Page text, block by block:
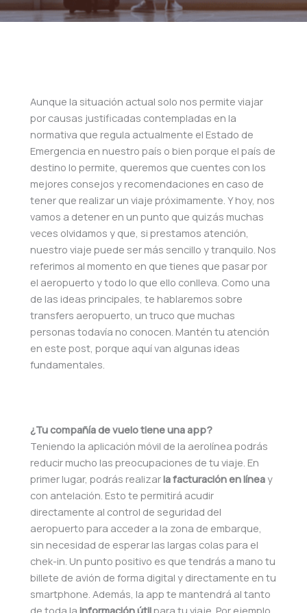
Aunque la situación actual solo nos permite viajar
por causas justificadas contempladas en la
normativa que regula actualmente el Estado de
Emergencia en nuestro país o bien porque el país de
destino lo permite, queremos que cuentes con los
mejores consejos y recomendaciones en caso de
tener que realizar un viaje próximamente. Y hoy, nos
vamos a detener en un punto que quizás muchas
veces olvidamos y que, si prestamos atención,
nuestro viaje puede ser más sencillo y tranquilo. Nos
referimos al momento en que tienes que pasar por
el aeropuerto y todo lo que ello conlleva. Como una
de las ideas principales, te hablaremos sobre
transfers aeropuerto, un truco que muchas
personas todavía no conocen. Mantén tu atención
en este post, porque aquí van algunas ideas
fundamentales.
¿Tu compañía de vuelo tiene una app?
Teniendo la aplicación móvil de la aerolínea podrás
reducir mucho las preocupaciones de tu viaje. En
primer lugar, podrás realizarla facturación en líneay
con antelación. Esto te permitirá acudir
directamente al control de seguridad del
aeropuerto para acceder a la zona de embarque,
sin necesidad de esperar las largas colas para el
chek-in. Un punto positivo es que tendrás a mano tu
billete de avión de forma digital y directamente en tu
smartphone. Además, la app te mantendrá al tanto
de toda la información útilpara tu viaje. Por ejemplo,